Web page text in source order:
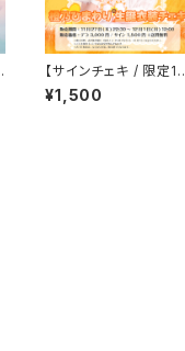
【サインチェキ / 限定10
枚】橙乃ひまわり 生誕
衣装
¥1,500